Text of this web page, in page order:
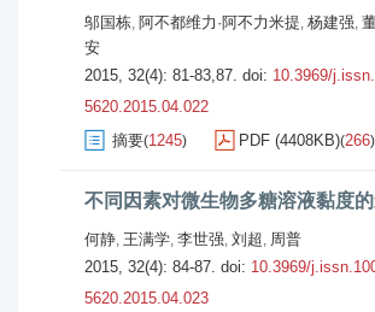
邬国栋, 阿不都维力·阿不力米提, 杨建强,
安
2015, 32(4): 81-83,87. doi: 10.3969/
5620.2015.04.022
摘要(1245) PDF (4408KB)(266)
不同因素对微生物多糖溶液黏度
何静, 王满学, 李世强, 刘超, 周普
2015, 32(4): 84-87. doi: 10.3969/
5620.2015.04.023